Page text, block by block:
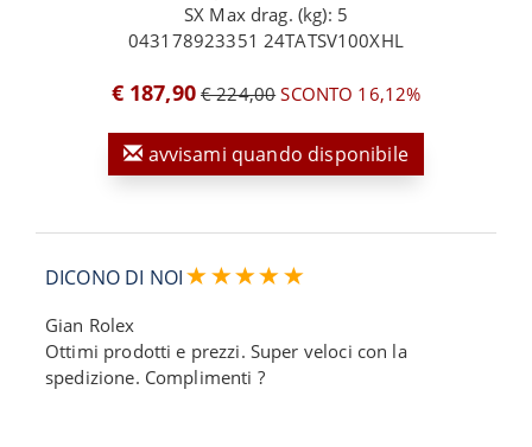
SX Max drag. (kg): 5
043178923351 24TATSV100XHL
€ 187,90 € 224,00SCONTO 16,12%
avvisami quando disponibile
DICONO DI NOI
Gian Rolex
Ottimi prodotti e prezzi. Super veloci con la
spedizione. Complimenti ?